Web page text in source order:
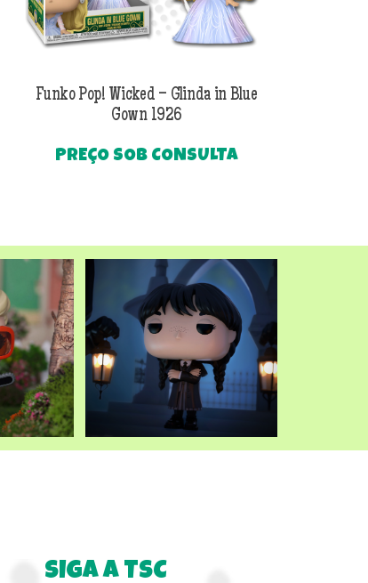
Funko Pop! Wicked – Glinda in Blue
Gown 1926
PREÇO SOB CONSULTA
SIGA A TSC